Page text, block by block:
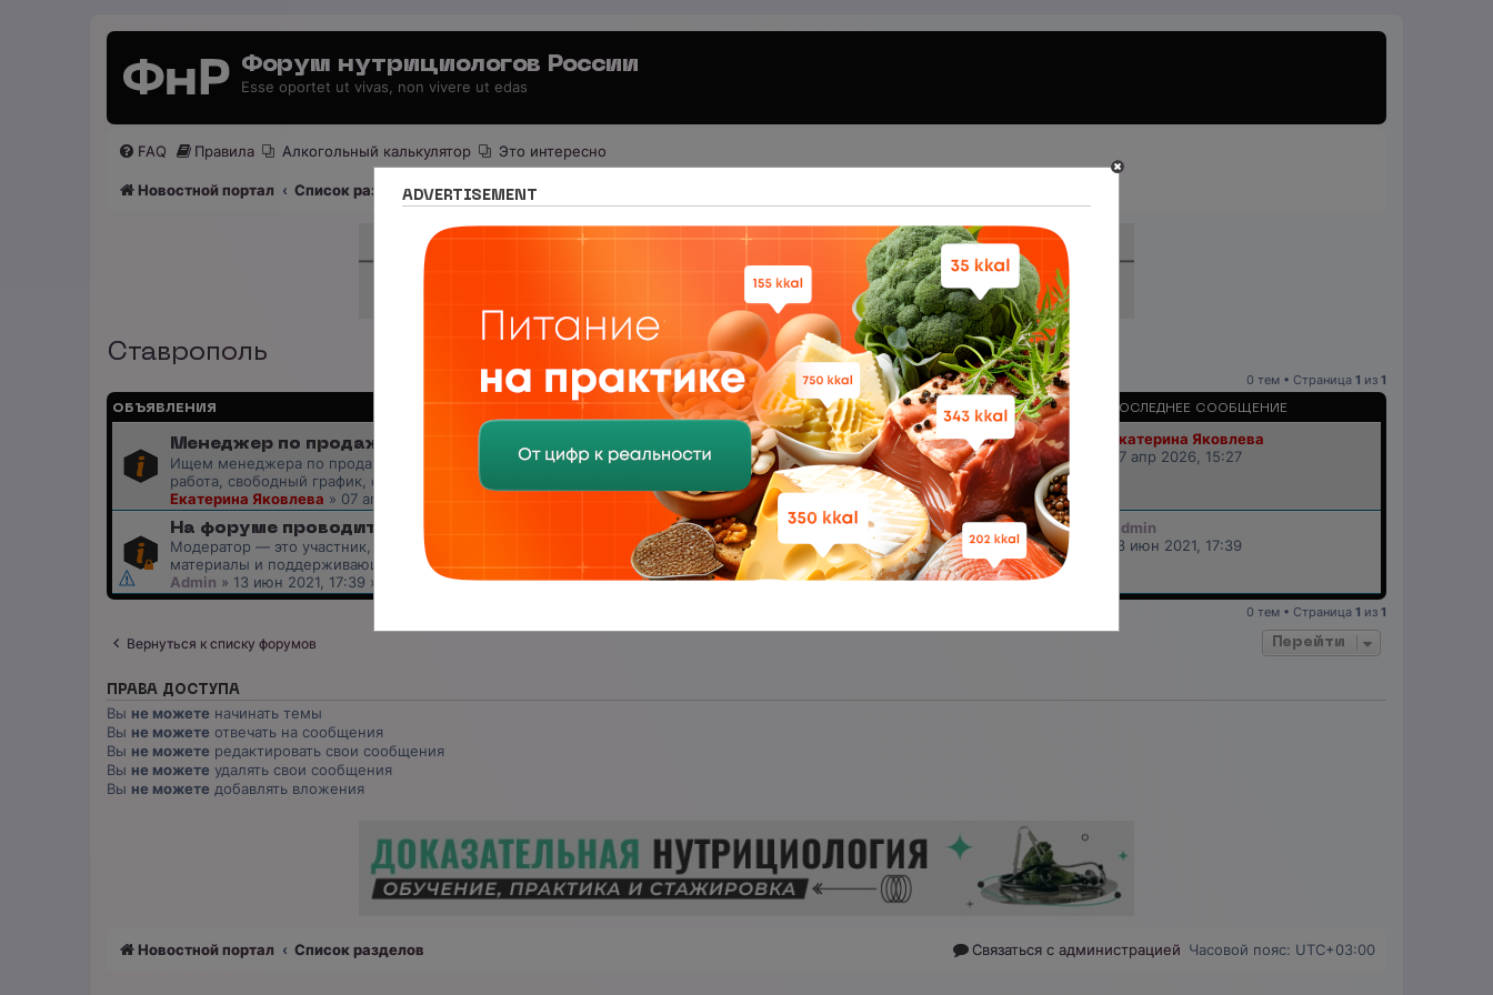
Форум нутрициологов России
Esse oportet ut vivas, non vivere ut edas
FAQ Правила Алкогольный калькулятор Это интересно
Новостной портал Список разделов Нутрициология по регионам
Ставрополь
0 тем • Страница 1 из 1
ОБЪЯВЛЕНИЯ ОТВЕТЫ ПРОСМОТРЫ ПОСЛЕДНЕЕ СООБЩЕНИЕ
Менеджер по продажам (B2B/B2C) в НЦПС — Удаленно, от 110 000 ₽
Ищем менеджера по продажам в лицензированный учебный центр нутрициологии. Удаленная
работа, свободный график, оплата 20%
Екатерина Яковлева » 07 апр 2026, 15:27
0 18257
Екатерина Яковлева
07 апр 2026, 15:27
На форуме проводится набор модераторов и ведущих разделов
Модератор — это участник, следящий за соблюдением правил, удаляющий нежелательные
материалы и поддерживающий порядок
Admin » 13 июн 2021, 17:39 » в форумеОбщение с администрацией
0 41426
Admin
13 июн 2021, 17:39
0 тем • Страница 1 из 1
Вернуться к списку форумов Перейти
ПРАВА ДОСТУПА
Вы не можете начинать темы
Вы не можете отвечать на сообщения
Вы не можете редактировать свои сообщения
Вы не можете удалять свои сообщения
Вы не можете добавлять вложения
Новостной портал Список разделов Часовой пояс: UTC+03:00
Связаться с администрацией
ADVERTISEMENT